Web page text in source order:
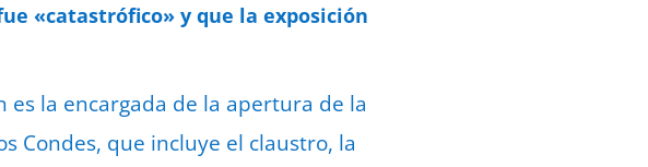
«catastrófico» y que la exposición
es la encargada de la apertura de la
Condes, que incluye el claustro, la